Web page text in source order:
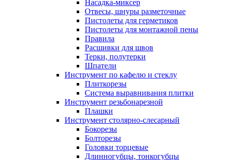
Насадка-миксер
Отвесы, шнуры разметочные
Пистолеты для герметиков
Пистолеты для монтажной пены
Правила
Расшивки для швов
Терки, полутерки
Шпатели
Инструмент по кафелю и стеклу
Плиткорезы
Система выравнивания плитки
Инструмент резьбонарезной
Плашки
Инструмент столярно-слесарный
Бокорезы
Болторезы
Головки торцевые
Длинногубцы, тонкогубцы